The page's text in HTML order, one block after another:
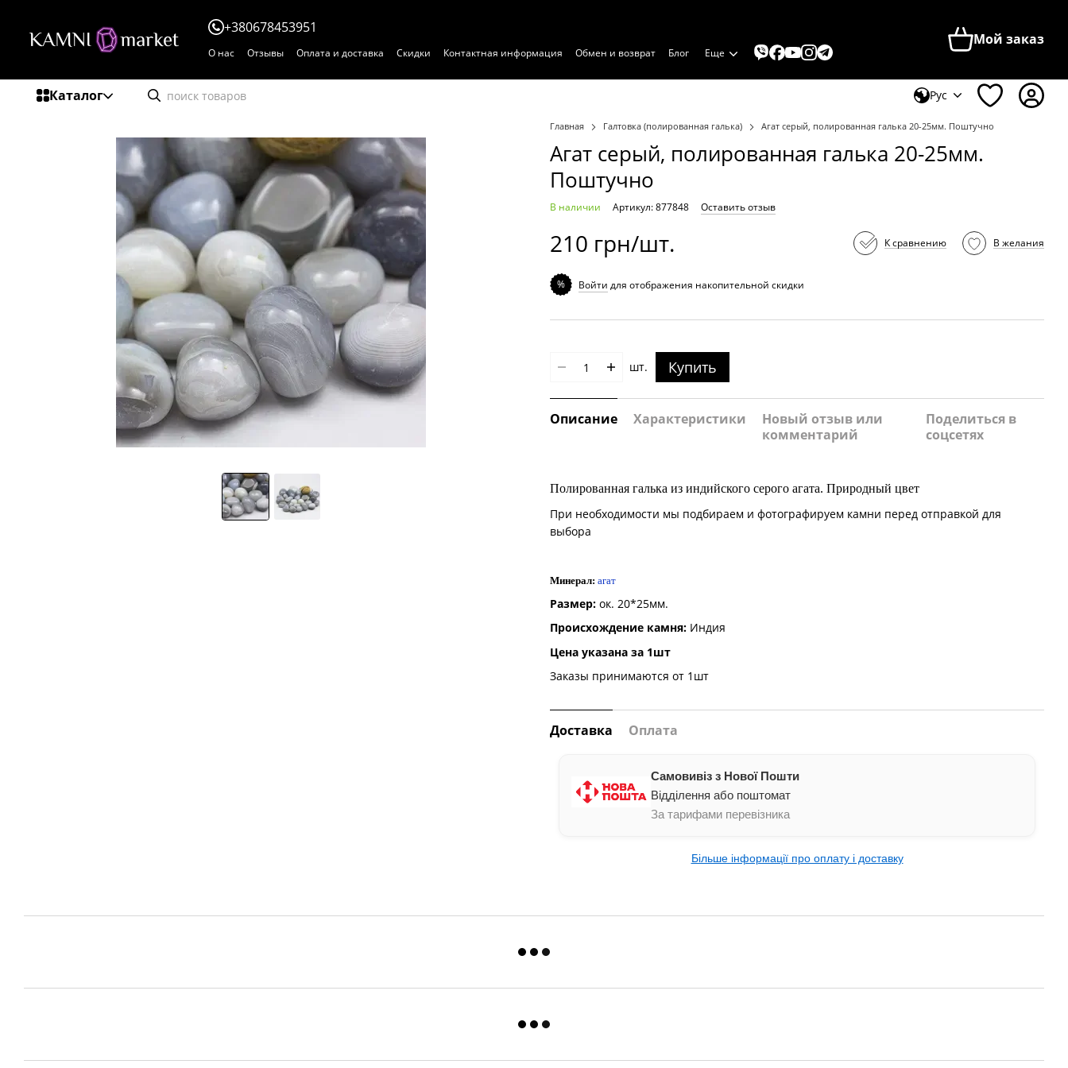
+380678453951
О нас Отзывы Оплата и доставка Скидки Контактная информация Обмен и возврат Блог Еще
Мой заказ
Каталог Рус
Главная Галтовка (полированная галька) Агат серый, полированная галька 20-25мм. Поштучно
Агат серый, полированная галька 20-25мм.
Поштучно
В наличии Артикул: 877848 Оставить отзыв
210 грн/шт. К сравнению В желания
% Войти для отображения накопительной скидки
шт. Купить
Описание Характеристики
Новый отзыв или
комментарий
Поделиться в
соцсетях
Полированная галька из индийского серого агата. Природный цвет
При необходимости мы подбираем и фотографируем камни перед отправкой для
выбора
Минерал: агат
Размер: ок. 20*25мм.
Происхождение камня: Индия
Цена указана за 1шт
Заказы принимаются от 1шт
Доставка Оплата
Самовивіз з Нової Пошти
Відділення або поштомат
За тарифами перевізника
Більше інформації про оплату і доставку